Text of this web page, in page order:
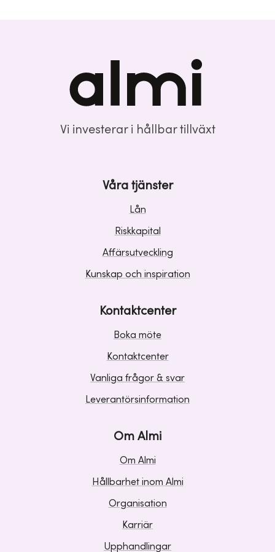
Vi investerar i hållbar tillväxt
Våra tjänster
Lån
Riskkapital
Affärsutveckling
Kunskap och inspiration
Kontaktcenter
Boka möte
Kontaktcenter
Vanliga frågor & svar
Leverantörsinformation
Om Almi
Om Almi
Hållbarhet inom Almi
Organisation
Karriär
Upphandlingar